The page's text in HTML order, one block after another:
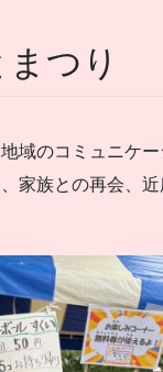
つり
域のコミュニケ
家族との再会、